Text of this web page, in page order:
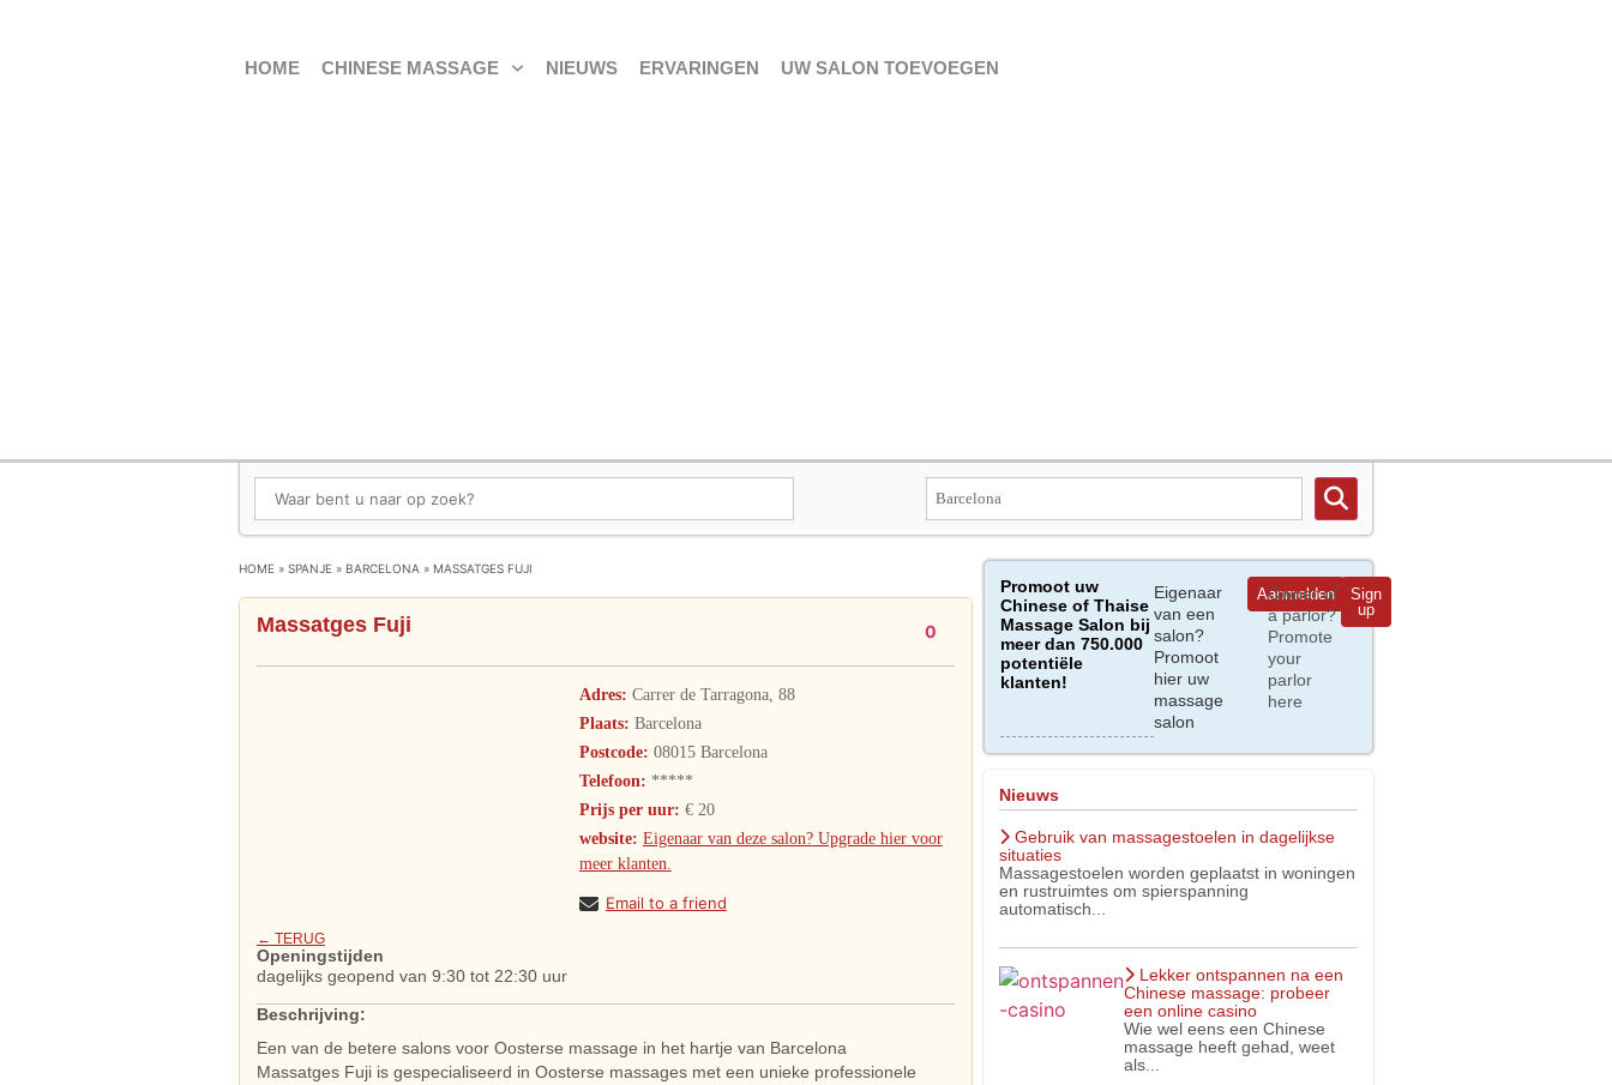
HOME CHINESE MASSAGE NIEUWS ERVARINGEN UW SALON TOEVOEGEN
HOME » SPANJE » BARCELONA » MASSATGES FUJI
Massatges Fuji 0
Adres: Carrer de Tarragona, 88
Plaats: Barcelona
Postcode: 08015 Barcelona
Telefoon: *****
Prijs per uur: € 20
website: Eigenaar van deze salon? Upgrade hier voor
meer klanten.
Email to a friend
← TERUG
Openingstijden
dagelijks geopend van 9:30 tot 22:30 uur
Beschrijving:
Een van de betere salons voor Oosterse massage in het hartje van Barcelona
Massatges Fuji is gespecialiseerd in Oosterse massages met een unieke professionele
Promoot uw
Chinese of Thaise
Massage Salon bij
meer dan 750.000
potentiële
klanten!
Eigenaar
van een
salon?
Promoot
hier uw
massage
salon
Aanmelden
Owner of
a parlor?
Promote
your
parlor
here
Sign
up
Nieuws
Gebruik van massagestoelen in dagelijkse
situaties
Massagestoelen worden geplaatst in woningen
en rustruimtes om spierspanning
automatisch...
Lekker ontspannen na een
Chinese massage: probeer
een online casino
Wie wel eens een Chinese
massage heeft gehad, weet
als...